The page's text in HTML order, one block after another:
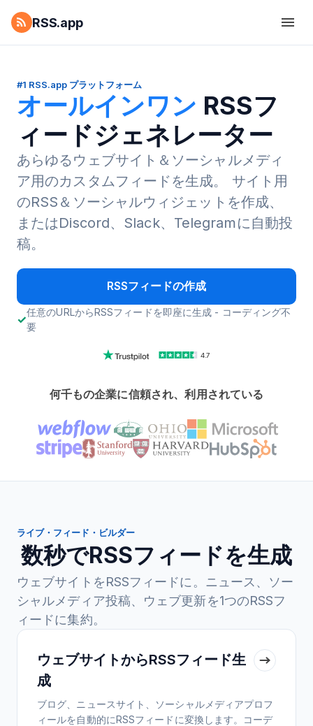
RSS.app
#1 RSS.app プラットフォーム
オールインワン RSSフ
ィードジェネレーター
あらゆるウェブサイト＆ソーシャルメディ
ア用のカスタムフィードを生成。
サイト用
のRSS＆ソーシャルウィジェットを作成、
またはDiscord、Slack、Telegramに自動投
稿。
RSSフィードの作成
任意のURLからRSSフィードを即座に生成 - コーディング不
要
4.7
何千もの企業に信頼され、利用されている
ライブ・フィード・ビルダー
数秒でRSSフィードを生成
ウェブサイトをRSSフィードに。ニュース、ソー
シャルメディア投稿、ウェブ更新を1つのRSSフ
ィードに集約。
ウェブサイトからRSSフィード生
成
ブログ、ニュースサイト、ソーシャルメディアプロフ
ィールを自動的にRSSフィードに変換します。コーデ